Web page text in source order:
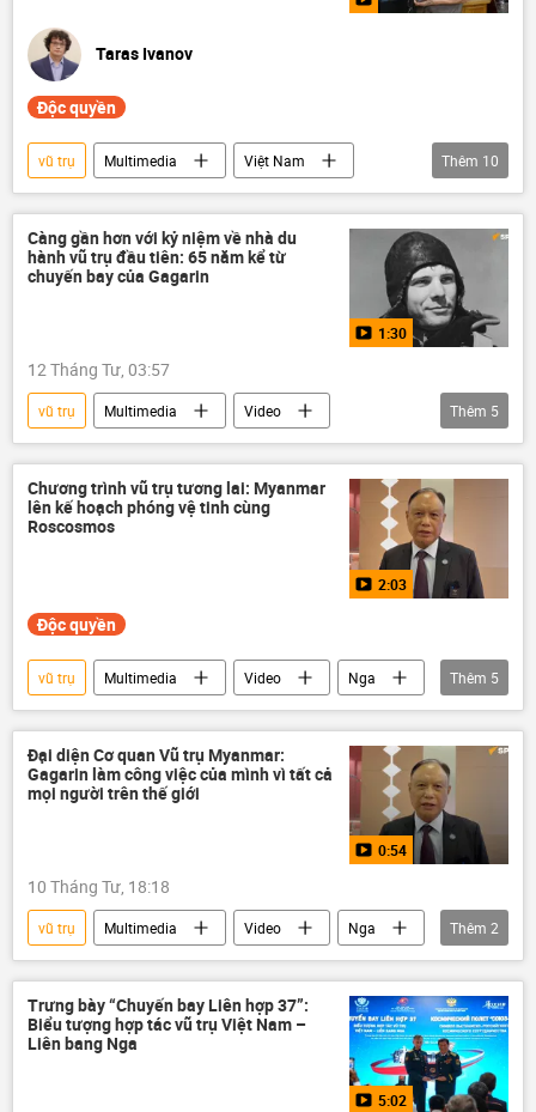
Taras Ivanov
Độc quyền
vũ trụ Multimedia
Việt Nam
Tác giả
Quan điểm-Ý kiến
Video
Phạm Tuân
Ngày Du hành vũ trụ
Trái Đất
Phi hành gia
Thêm 10
Càng gần hơn với kỷ niệm về nhà du
hành vũ trụ đầu tiên: 65 năm kể từ
chuyến bay của Gagarin
1:30
12 Tháng Tư, 03:57
vũ trụ Multimedia
Video
Ngày Du hành vũ trụ
Nga
Yuri Gagarin
trí tuệ nhân tạo AI
Thêm 5
Chương trình vũ trụ tương lai: Myanmar
lên kế hoạch phóng vệ tinh cùng
Roscosmos
2:03
Độc quyền
vũ trụ Multimedia Video
Nga
Roscosmos
Myanmar
vệ tinh
phóng vệ tinh
Thế giới
Thêm 5
Đại diện Cơ quan Vũ trụ Myanmar:
Gagarin làm công việc của mình vì tất cả
mọi người trên thế giới
0:54
10 Tháng Tư, 18:18
vũ trụ Multimedia Video
Nga
Yuri Gagarin
Thế giới
Thêm 2
Trưng bày “Chuyến bay Liên hợp 37”:
Biểu tượng hợp tác vũ trụ Việt Nam –
Liên bang Nga
5:02